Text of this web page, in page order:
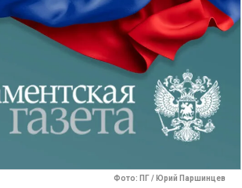
Фото: ПГ / Юрий Паршинцев